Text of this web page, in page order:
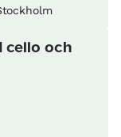
cello och